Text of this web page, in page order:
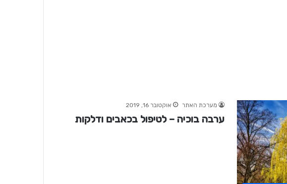
מערכת האתר אוקטובר 16, 2019
ערבה בוכיה – לטיפול בכאבים ודלקות